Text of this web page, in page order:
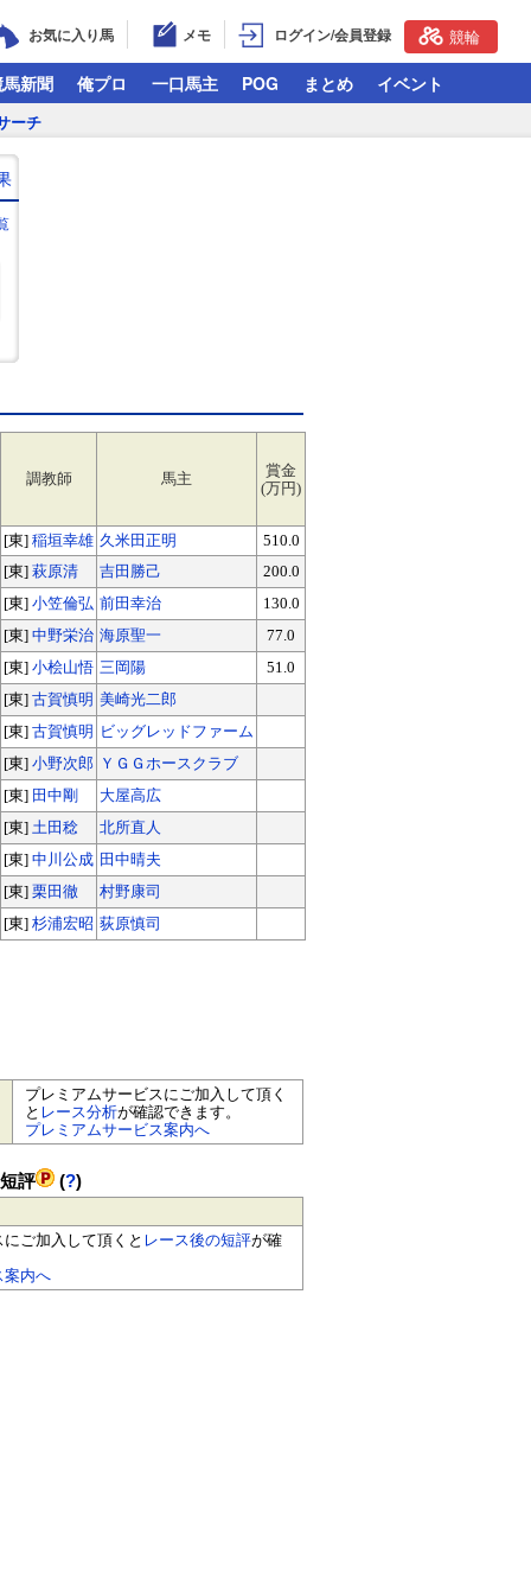
お気に入り馬 メモ ログイン/会員登録 競輪
新聞 俺プロ 一口馬主 POG まとめ イベント
ーチ
調教師 馬主
賞金
(万円)
[東] 稲垣幸雄 久米田正明
510.0
[東] 萩原清 吉田勝己
200.0
[東] 小笠倫弘 前田幸治
130.0
[東] 中野栄治 海原聖一
77.0
[東] 小桧山悟 三岡陽
51.0
[東] 古賀慎明 美崎光二郎
[東] 古賀慎明 ビッグレッドファーム
[東] 小野次郎 ＹＧＧホースクラブ
[東] 田中剛
大屋高広
[東] 土田稔
北所直人
[東] 中川公成 田中晴夫
[東] 栗田徹
村野康司
[東] 杉浦宏昭 荻原慎司
プレミアムサービスにご加入して頂く
と レース分析が確認できます。
プレミアムサービス案内へ
評 (?)
ご加入して頂くと レース後の短評が確
案内へ